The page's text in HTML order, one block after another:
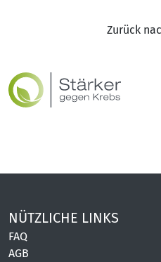
Zurück
NÜTZLICHE LINKS
FAQ
AGB